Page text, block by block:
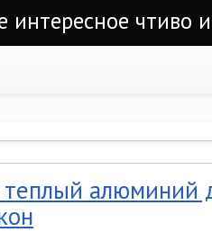
интересное чтиво
алюминий